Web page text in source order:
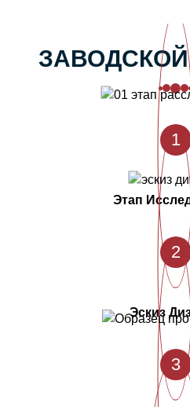
1
Этап
2
Эскиз
3